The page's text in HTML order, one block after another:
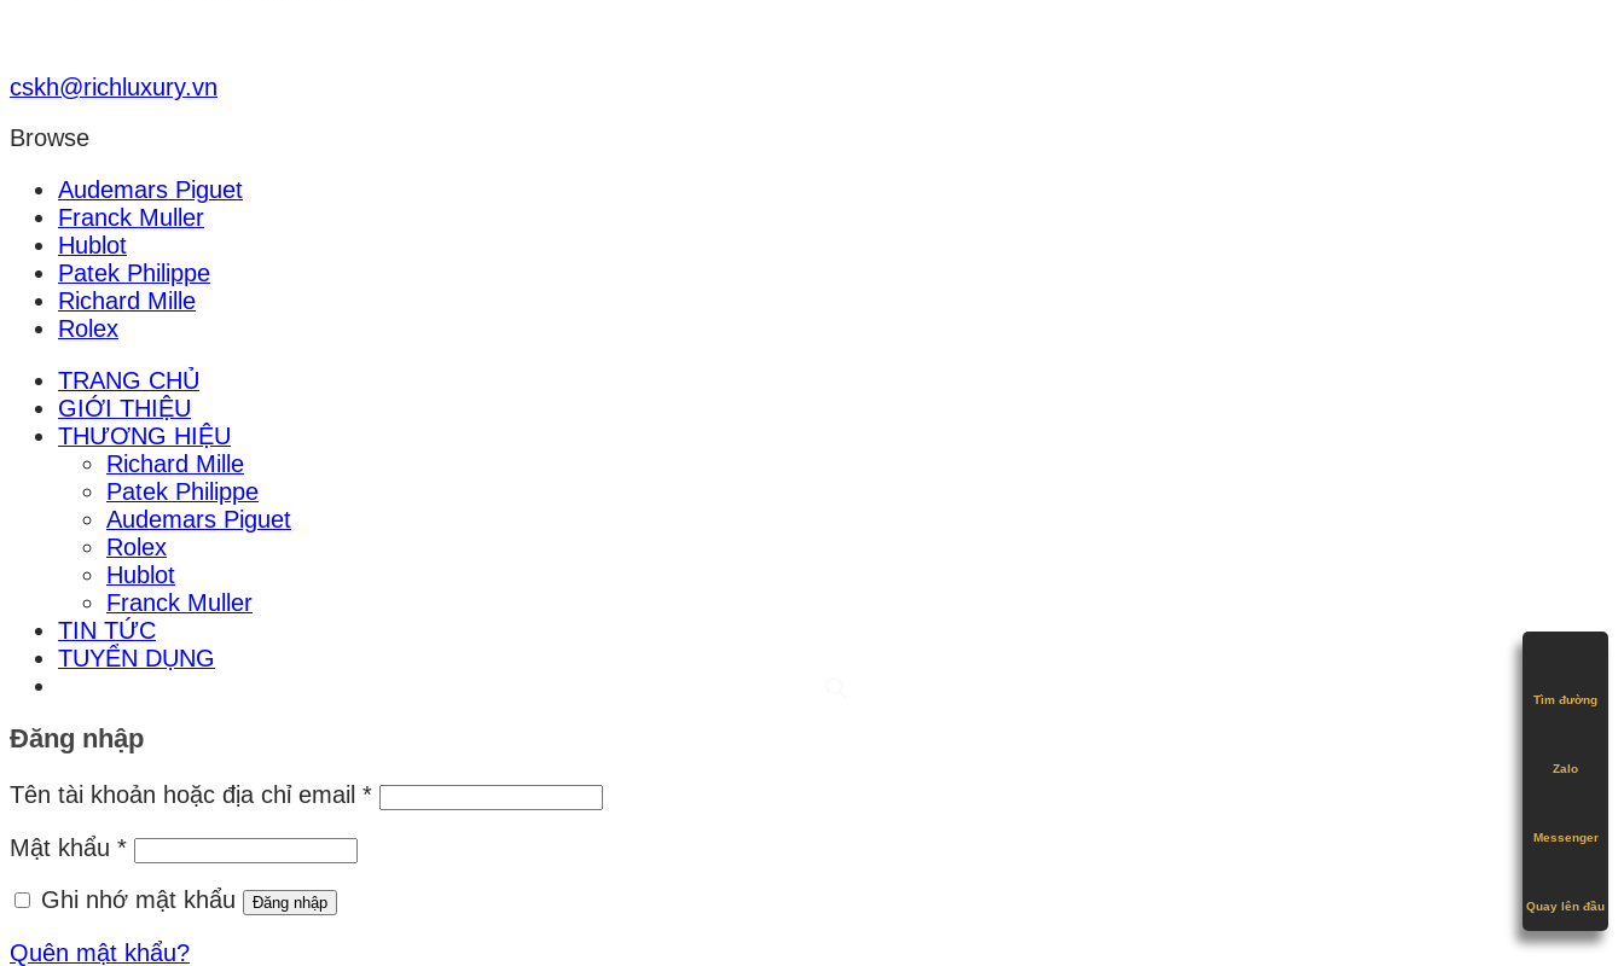
cskh@richluxury.vn
Browse
Audemars Piguet
Franck Muller
Hublot
Patek Philippe
Richard Mille
Rolex
TRANG CHỦ
GIỚI THIỆU
THƯƠNG HIỆU
Richard Mille
Patek Philippe
Audemars Piguet
Rolex
Hublot
Franck Muller
TIN TỨC
TUYỂN DỤNG
Tìm đường
Zalo
Messenger
Quay lên đầu
Đăng nhập
Tên tài khoản hoặc địa chỉ email *Bắt
Mật khẩu *Bắt
Ghi nhớ mật khẩu
Đăng nhập
Quên mật khẩu?